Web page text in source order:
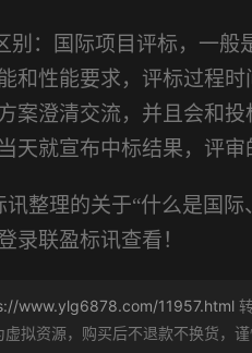
别：国际项目评标，一
和性能要求，评标过程
案澄清交流，并且会和
天就宣布中标结果，评
讯整理的关于“什么是国
录联盈标讯查看！
www.ylg6878.com/11957.html
拟资源，购买后不退款不换货，谨